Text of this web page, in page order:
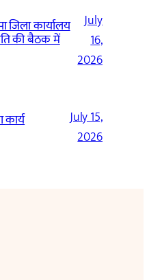
कार्यालय
की बैठक में
July
16,
2026
July 15,
2026